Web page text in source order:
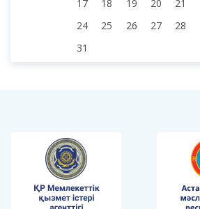
10
11 12 13 14
17
18 19 20 21
24